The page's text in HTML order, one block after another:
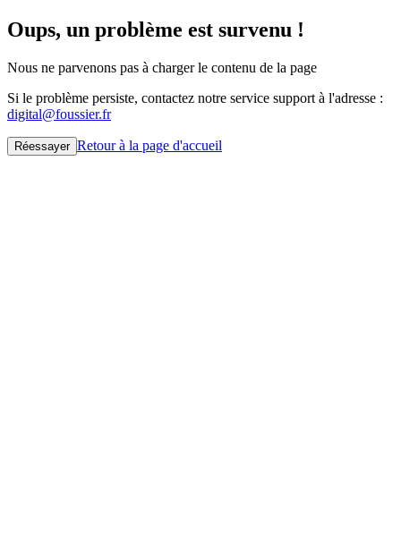
Oups, un problème est survenu !
Nous ne parvenons pas à charger le contenu de la page
Si le problème persiste, contactez notre service support à l'adresse :
digital@foussier.fr
Réessayer Retour à la page d'accueil